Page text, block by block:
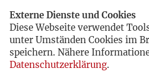
Externe Dienste und Cookies
Diese Webseite verwendet
unter Umständen Cookies im
speichern. Nähere
Datenschutzerklärung.